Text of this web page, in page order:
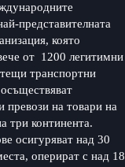
представителната
която
от 1200 легитимни
транспортни
превози на товари на
три континента.
осигуряват над 30
оперират с над 18